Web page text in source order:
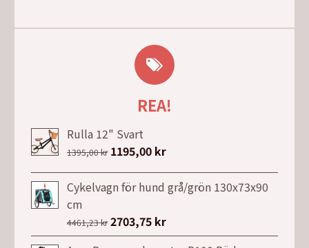
REA!
Rulla 12" Svart
1395,00kr Det
ursprungliga
priset
1395,00 kr.
1195,00 krDet
nuvarande
priset
1195,00 kr.
Cykelvagn för hund grå/grön 130x73x90
cm
4461,23kr Det
ursprungliga
2703,75 krDet
nuvarande